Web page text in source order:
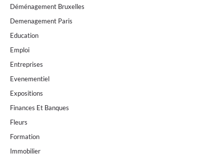
Déménagement Bruxelles
Demenagement Paris
Education
Emploi
Entreprises
Evenementiel
Expositions
Finances Et Banques
Fleurs
Formation
Immobilier